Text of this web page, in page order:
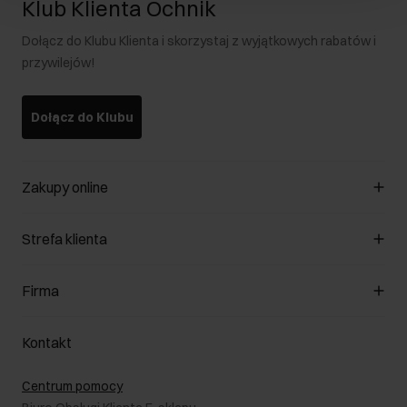
Klub Klienta Ochnik
Dołącz do Klubu Klienta i skorzystaj z wyjątkowych rabatów i
przywilejów!
Dołącz do Klubu
Zakupy online
Zarządzaj cookies
Formy płatności
Jak dokonać zwrotu?
Strefa klienta
Klub Klienta
Zwróć produkty
W podróży
Firma
O nas
Salony
B2B - Sprzedaż dla firm
Kontakt
Centrum pomocy